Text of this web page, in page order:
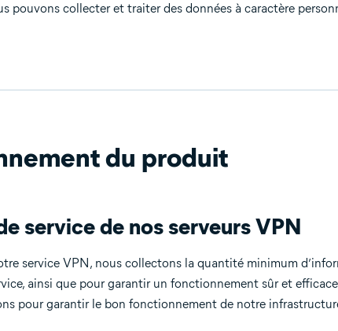
pouvons collecter et traiter des données à caractère
du produit
service de nos serveurs VPN
service VPN, nous collectons la quantité minimum
ainsi que pour garantir un fonctionnement sûr et
pour garantir le bon fonctionnement de notre